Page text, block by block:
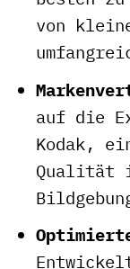
von
auf die
Kodak,
Qualität